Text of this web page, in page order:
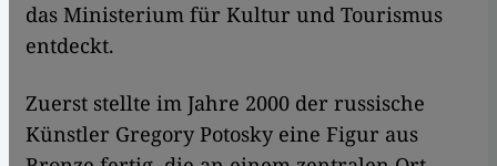
das Ministerium für Kultur und Tourismus
entdeckt.
Zuerst stellte im Jahre 2000 der russische
Künstler Gregory Potosky eine Figur aus